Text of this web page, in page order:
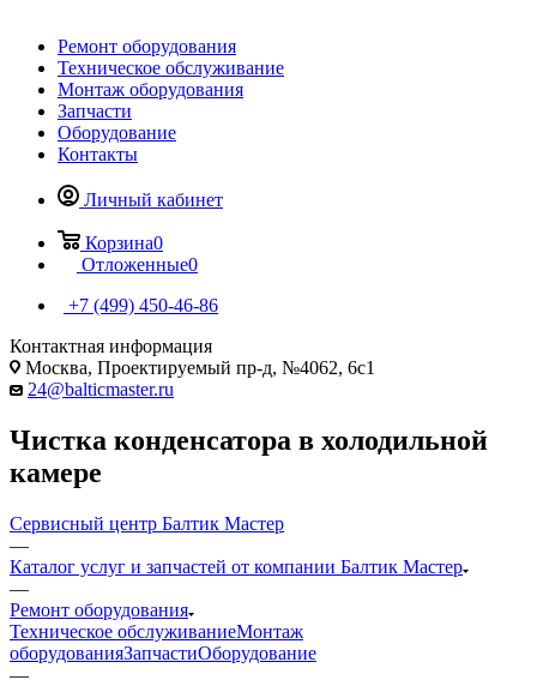
Ремонт оборудования
Техническое обслуживание
Монтаж оборудования
Запчасти
Оборудование
Контакты
Личный кабинет
Корзина0
Отложенные0
+7 (499) 450-46-86
Контактная информация
Москва, Проектируемый пр-д, №4062, 6с1
24@balticmaster.ru
Чистка конденсатора в холодильной
камере
Сервисный центр Балтик Мастер
—
Каталог услуг и запчастей от компании Балтик Мастер
—
Ремонт оборудования
Техническое обслуживаниеМонтаж
оборудованияЗапчастиОборудование
—